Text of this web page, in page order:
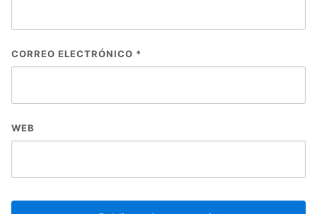
CORREO ELECTRÓNICO *
WEB